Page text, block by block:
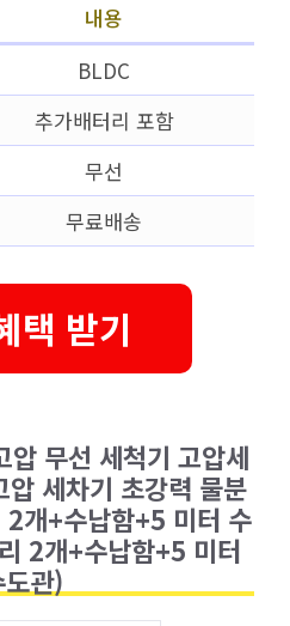
내용
BLDC
추가배터리 포함
무선
무료배송
택 받기
무선 세척기 고압세
세차기 초강력 물분
개+수납함+5 미터 수
2개+수납함+5 미터
관)